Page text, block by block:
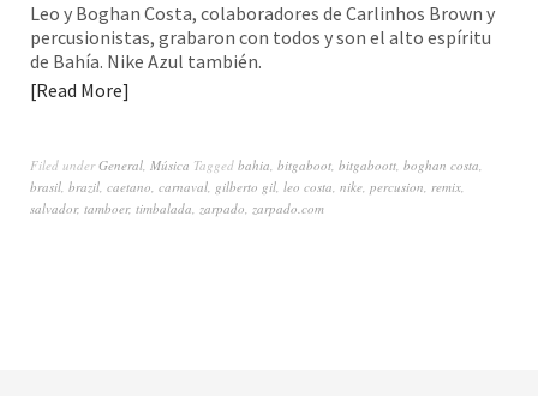
Leo y Boghan Costa, colaboradores de Carlinhos Brown y
percusionistas, grabaron con todos y son el alto espíritu
de Bahía. Nike Azul también.
Read More
Filed underGeneral, Música Tagged bahia, bitgaboot, bitgaboott, boghan costa,
brasil, brazil, caetano, carnaval, gilberto gil, leo costa, nike, percusion, remix,
salvador, tamboer, timbalada, zarpado, zarpado.com